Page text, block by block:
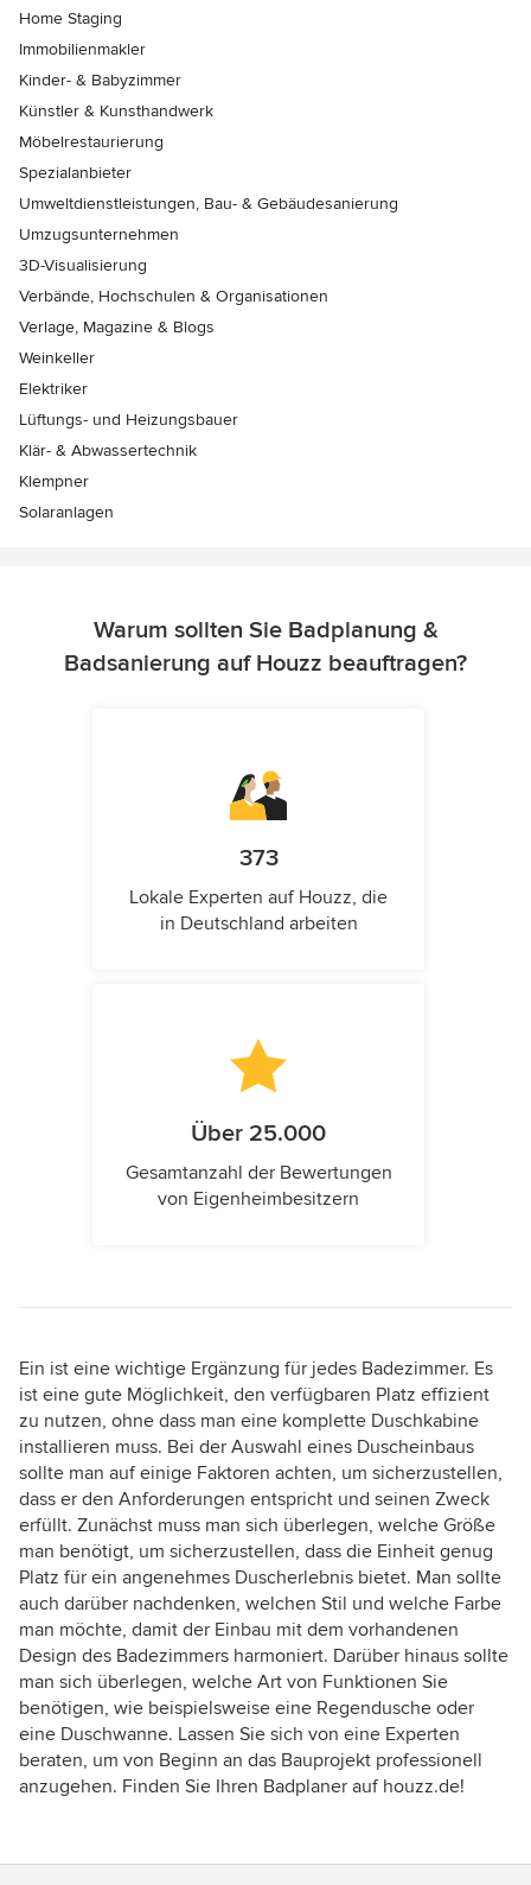
Home Staging
Immobilienmakler
Kinder- & Babyzimmer
Künstler & Kunsthandwerk
Möbelrestaurierung
Spezialanbieter
Umweltdienstleistungen, Bau- & Gebäudesanierung
Umzugsunternehmen
3D-Visualisierung
Verbände, Hochschulen & Organisationen
Verlage, Magazine & Blogs
Weinkeller
Elektriker
Lüftungs- und Heizungsbauer
Klär- & Abwassertechnik
Klempner
Solaranlagen
Warum sollten Sie Badplanung &
Badsanierung auf Houzz beauftragen?
373
Lokale Experten auf Houzz, die
in Deutschland arbeiten
Über 25.000
Gesamtanzahl der Bewertungen
von Eigenheimbesitzern
Ein ist eine wichtige Ergänzung für jedes Badezimmer. Es
ist eine gute Möglichkeit, den verfügbaren Platz effizient
zu nutzen, ohne dass man eine komplette Duschkabine
installieren muss. Bei der Auswahl eines Duscheinbaus
sollte man auf einige Faktoren achten, um sicherzustellen,
dass er den Anforderungen entspricht und seinen Zweck
erfüllt. Zunächst muss man sich überlegen, welche Größe
man benötigt, um sicherzustellen, dass die Einheit genug
Platz für ein angenehmes Duscherlebnis bietet. Man sollte
auch darüber nachdenken, welchen Stil und welche Farbe
man möchte, damit der Einbau mit dem vorhandenen
Design des Badezimmers harmoniert. Darüber hinaus sollte
man sich überlegen, welche Art von Funktionen Sie
benötigen, wie beispielsweise eine Regendusche oder
eine Duschwanne. Lassen Sie sich von eine Experten
beraten, um von Beginn an das Bauprojekt professionell
anzugehen. Finden Sie Ihren Badplaner auf houzz.de!